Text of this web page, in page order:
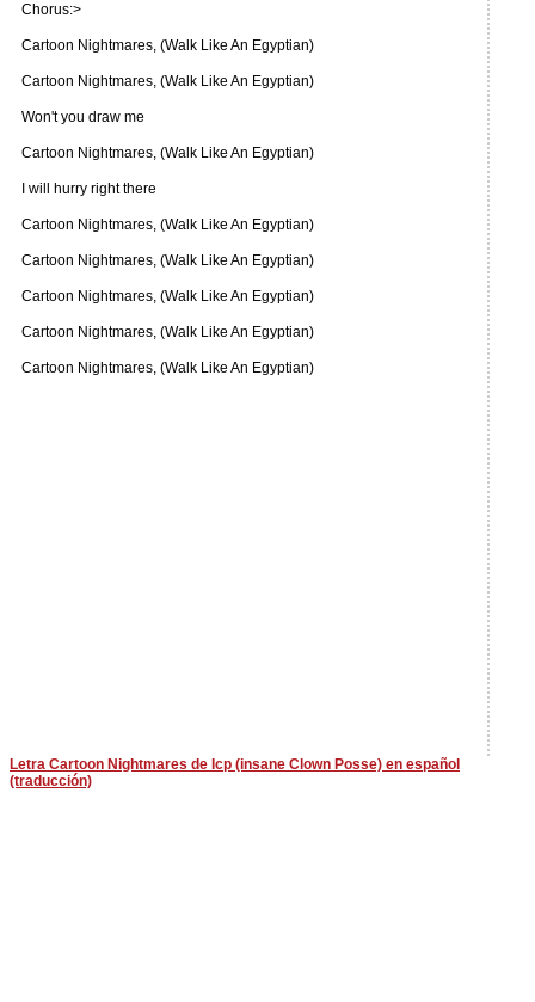
Chorus:>
Cartoon Nightmares, (Walk Like An Egyptian)
Cartoon Nightmares, (Walk Like An Egyptian)
Won't you draw me
Cartoon Nightmares, (Walk Like An Egyptian)
I will hurry right there
Cartoon Nightmares, (Walk Like An Egyptian)
Cartoon Nightmares, (Walk Like An Egyptian)
Cartoon Nightmares, (Walk Like An Egyptian)
Cartoon Nightmares, (Walk Like An Egyptian)
Cartoon Nightmares, (Walk Like An Egyptian)
Letra Cartoon Nightmares de Icp (insane Clown Posse) en español
(traducción)